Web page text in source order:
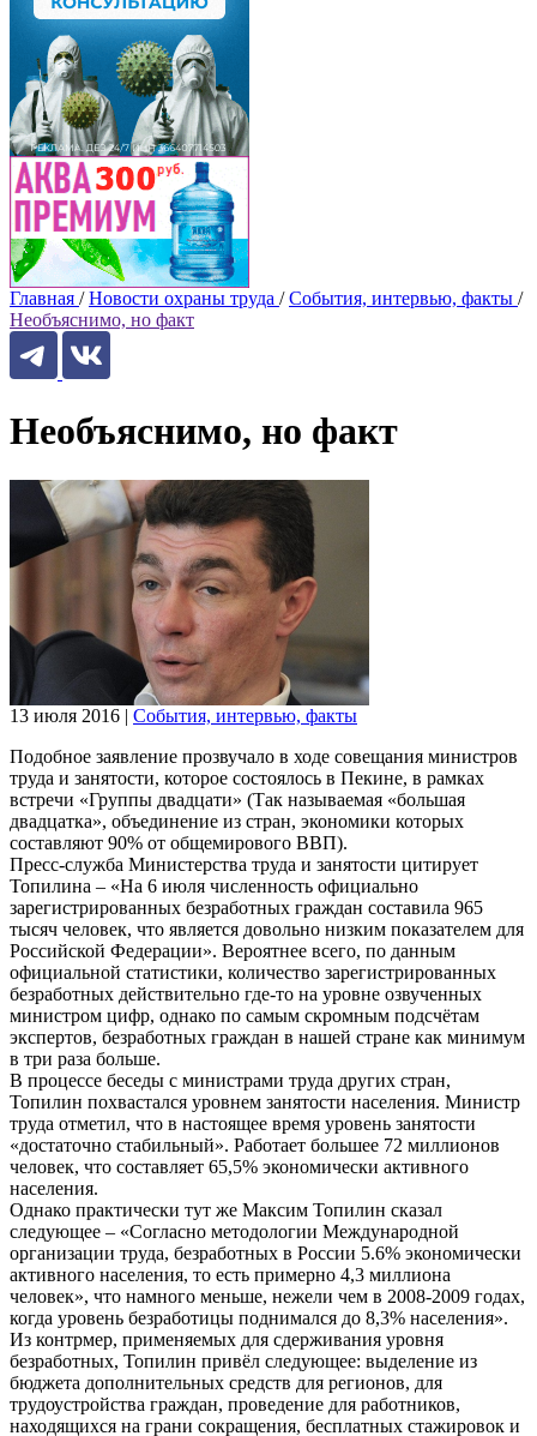
Главная / Новости охраны труда / События, интервью, факты /
Необъяснимо, но факт
Необъяснимо, но факт
13 июля 2016 | События, интервью, факты
Подобное заявление прозвучало в ходе совещания министров
труда и занятости, которое состоялось в Пекине, в рамках
встречи «Группы двадцати» (Так называемая «большая
двадцатка», объединение из стран, экономики которых
составляют 90% от общемирового ВВП).
Пресс-служба Министерства труда и занятости цитирует
Топилина – «На 6 июля численность официально
зарегистрированных безработных граждан составила 965
тысяч человек, что является довольно низким показателем для
Российской Федерации». Вероятнее всего, по данным
официальной статистики, количество зарегистрированных
безработных действительно где-то на уровне озвученных
министром цифр, однако по самым скромным подсчётам
экспертов, безработных граждан в нашей стране как минимум
в три раза больше.
В процессе беседы с министрами труда других стран,
Топилин похвастался уровнем занятости населения. Министр
труда отметил, что в настоящее время уровень занятости
«достаточно стабильный». Работает большее 72 миллионов
человек, что составляет 65,5% экономически активного
населения.
Однако практически тут же Максим Топилин сказал
следующее – «Согласно методологии Международной
организации труда, безработных в России 5.6% экономически
активного населения, то есть примерно 4,3 миллиона
человек», что намного меньше, нежели чем в 2008-2009 годах,
когда уровень безработицы поднимался до 8,3% населения».
Из контрмер, применяемых для сдерживания уровня
безработных, Топилин привёл следующее: выделение из
бюджета дополнительных средств для регионов, для
трудоустройства граждан, проведение для работников,
находящихся на грани сокращения, бесплатных стажировок и